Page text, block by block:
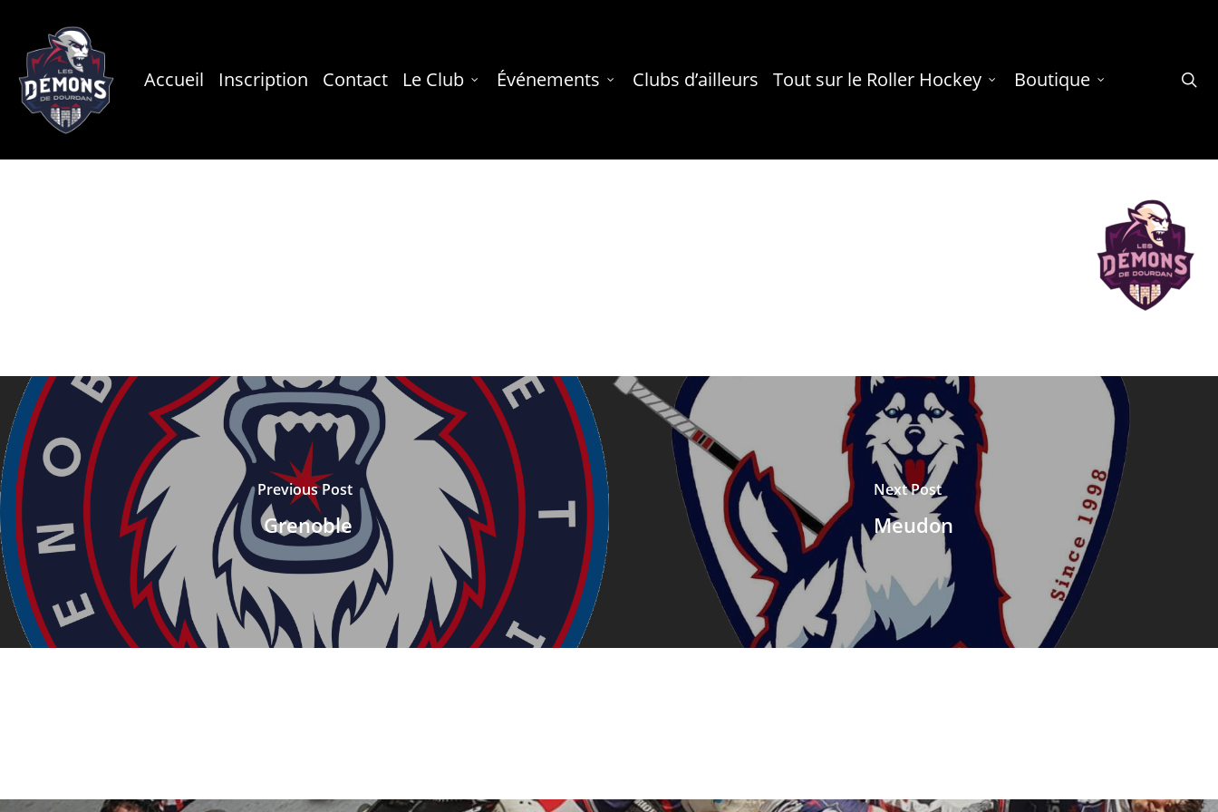
main
content
Accueil Inscription Contact Le Club Événements Clubs d’ailleurs Tout sur le Roller Hockey Boutique
Previous Post
Grenoble
Next Post
Meudon